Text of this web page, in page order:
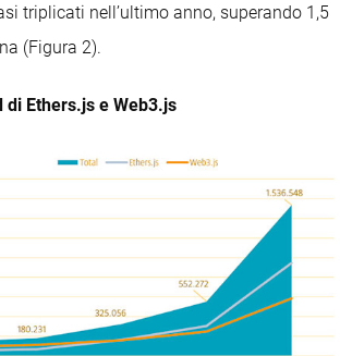
triplicati nell’ultimo anno, superando 1,5
(Figura 2).
di Ethers.js e Web3.js